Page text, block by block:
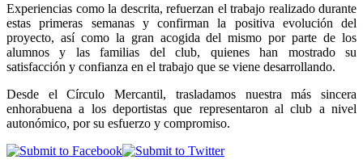
Experiencias como la descrita, refuerzan el trabajo realizado durante
estas primeras semanas y confirman la positiva evolución del
proyecto, así como la gran acogida del mismo por parte de los
alumnos y las familias del club, quienes han mostrado su
satisfacción y confianza en el trabajo que se viene desarrollando.
Desde el Círculo Mercantil, trasladamos nuestra más sincera
enhorabuena a los deportistas que representaron al club a nivel
autonómico, por su esfuerzo y compromiso.